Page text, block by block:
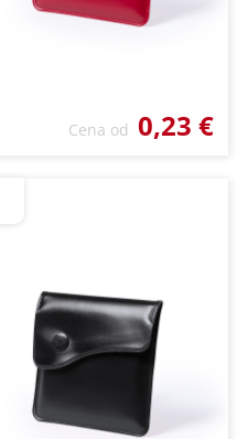
Cena od 0,23 €